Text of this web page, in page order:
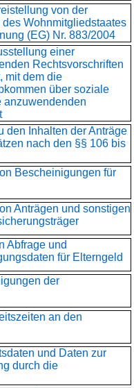
von der
Wohnmitgliedstaates
(EG) Nr. 883/2004
einer
Rechtsvorschriften
mit dem die
über soziale
anzuwendenden
den Inhalten der Anträge
nach den §§ 106 bis
Bescheinigungen für
Anträgen und sonstigen
Abfrage und
für Elterngeld
der
an den
und Daten zur
durch die